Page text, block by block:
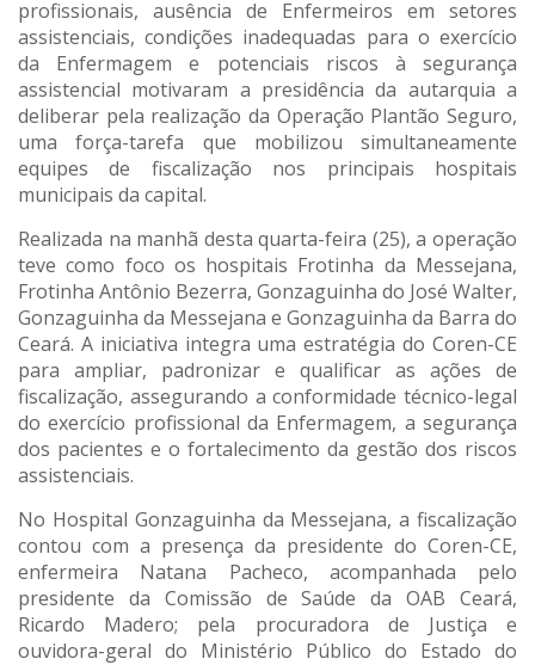
profissionais, ausência de Enfermeiros em setores
assistenciais, condições inadequadas para o exercício
da Enfermagem e potenciais riscos à segurança
assistencial motivaram a presidência da autarquia a
deliberar pela realização da Operação Plantão Seguro,
uma força-tarefa que mobilizou simultaneamente
equipes de fiscalização nos principais hospitais
municipais da capital.
Realizada na manhã desta quarta-feira (25), a operação
teve como foco os hospitais Frotinha da Messejana,
Frotinha Antônio Bezerra, Gonzaguinha do José Walter,
Gonzaguinha da Messejana e Gonzaguinha da Barra do
Ceará. A iniciativa integra uma estratégia do Coren-CE
para ampliar, padronizar e qualificar as ações de
fiscalização, assegurando a conformidade técnico-legal
do exercício profissional da Enfermagem, a segurança
dos pacientes e o fortalecimento da gestão dos riscos
assistenciais.
No Hospital Gonzaguinha da Messejana, a fiscalização
contou com a presença da presidente do Coren-CE,
enfermeira Natana Pacheco, acompanhada pelo
presidente da Comissão de Saúde da OAB Ceará,
Ricardo Madero; pela procuradora de Justiça e
ouvidora-geral do Ministério Público do Estado do